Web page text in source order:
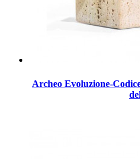
Archeo Evoluzione-